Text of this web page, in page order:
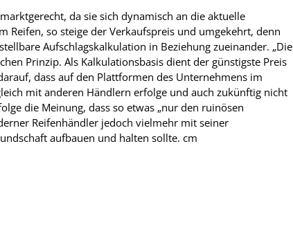
da sie sich dynamisch an die aktuelle
Reifen, so steige der Verkaufspreis und umgekehrt, denn
Aufschlagskalkulation in Beziehung zueinander. „Die
Prinzip. Als Kalkulationsbasis dient der günstigste Preis
dass auf den Plattformen des Unternehmens im
mit anderen Händlern erfolge und auch zukünftig nicht
die Meinung, dass so etwas „nur den ruinösen
Reifenhändler jedoch vielmehr mit seiner
aufbauen und halten sollte. cm